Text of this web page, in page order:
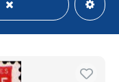
Private individual